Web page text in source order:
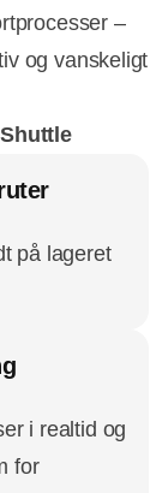
–
og vanskeligt
på lageret
i realtid og
for